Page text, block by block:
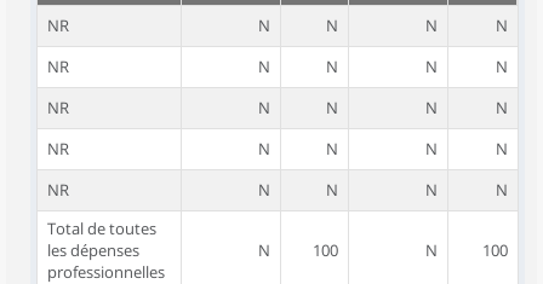
NR
N N N
N
NR
N N N
N
NR
N N N
N
NR
N N N
N
NR
N N N
N
Total de toutes
les dépenses
professionnelles
N 100 N 100